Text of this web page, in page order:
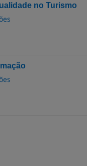
no Turismo